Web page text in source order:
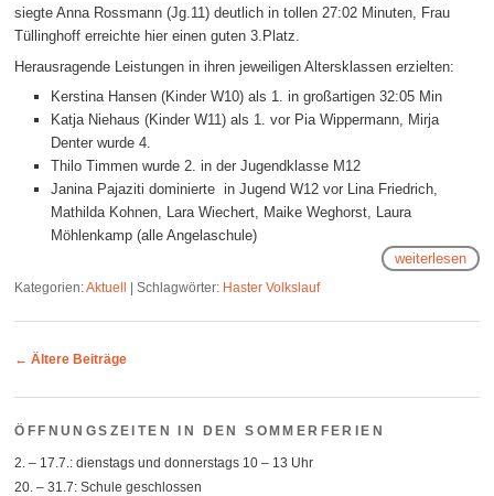
siegte Anna Rossmann (Jg.11) deutlich in tollen 27:02 Minuten, Frau
Tüllinghoff erreichte hier einen guten 3.Platz.
Herausragende Leistungen in ihren jeweiligen Altersklassen erzielten:
Kerstina Hansen (Kinder W10) als 1. in großartigen 32:05 Min
Katja Niehaus (Kinder W11) als 1. vor Pia Wippermann, Mirja
Denter wurde 4.
Thilo Timmen wurde 2. in der Jugendklasse M12
Janina Pajaziti dominierte in Jugend W12 vor Lina Friedrich,
Mathilda Kohnen, Lara Wiechert, Maike Weghorst, Laura
Möhlenkamp (alle Angelaschule)
weiterlesen
Kategorien:Aktuell |Schlagwörter: Haster Volkslauf
Post navigation
← Ältere Beiträge
ÖFFNUNGSZEITEN IN DEN SOMMERFERIEN
2. – 17.7.: dienstags und donnerstags 10 – 13 Uhr
20. – 31.7: Schule geschlossen